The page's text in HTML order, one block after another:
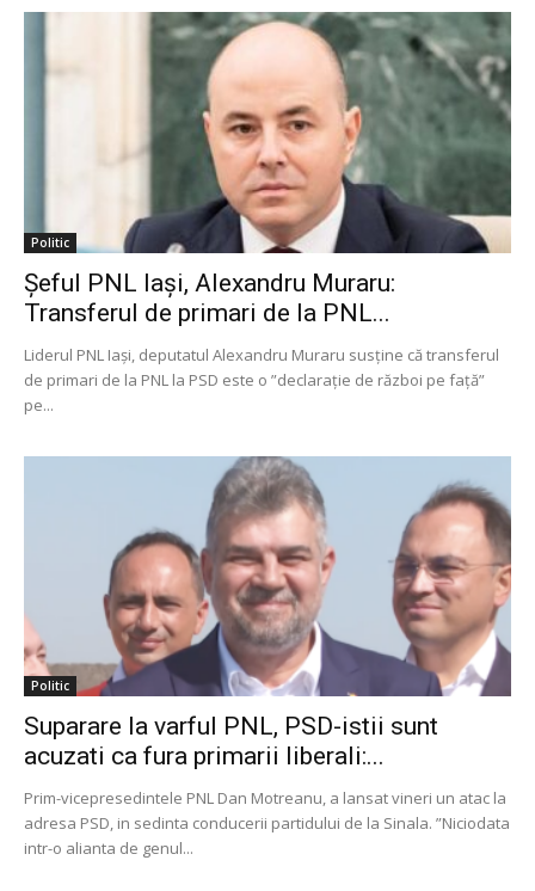
Politic
Şeful PNL Iaşi, Alexandru Muraru:
Transferul de primari de la PNL...
Liderul PNL Iaşi, deputatul Alexandru Muraru susţine că transferul
de primari de la PNL la PSD este o ”declaraţie de război pe faţă”
pe...
Politic
Suparare la varful PNL, PSD-istii sunt
acuzati ca fura primarii liberali:...
Prim-vicepresedintele PNL Dan Motreanu, a lansat vineri un atac la
adresa PSD, in sedinta conducerii partidului de la Sinala. ”Niciodata
intr-o alianta de genul...